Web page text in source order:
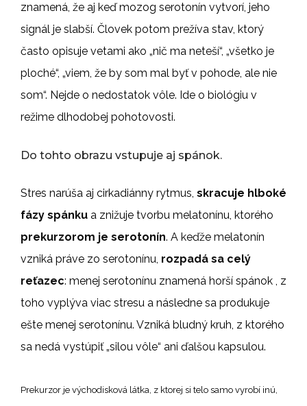
znamená, že aj keď mozog serotonín vytvorí, jeho
signál je slabší. Človek potom prežíva stav, ktorý
často opisuje vetami ako „nič ma neteší“, „všetko je
ploché“, „viem, že by som mal byť v pohode, ale nie
som“. Nejde o nedostatok vôle. Ide o biológiu v
režime dlhodobej pohotovosti.
Do tohto obrazu vstupuje aj spánok.
Stres narúša aj cirkadiánny rytmus, skracuje hlboké
fázy spánku a znižuje tvorbu melatonínu, ktorého
prekurzorom je serotonín. A keďže melatonín
vzniká práve zo serotonínu, rozpadá sa celý
reťazec: menej serotonínu znamená horší spánok , z
toho vyplýva viac stresu a následne sa produkuje
ešte menej serotonínu. Vzniká bludný kruh, z ktorého
sa nedá vystúpiť „silou vôle“ ani ďalšou kapsulou.
Prekurzor je východisková látka, z ktorej si telo samo vyrobí inú,